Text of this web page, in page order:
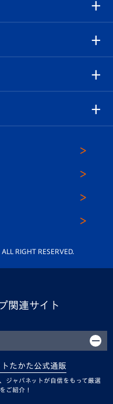
ド
RIGHT RESERVED.
関連サイト
たかた公式通販
ジャパネットが自信をもって厳選
ご紹介！